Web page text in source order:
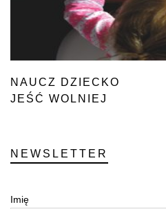
NAUCZ DZIECKO
JEŚĆ WOLNIEJ
NEWSLETTER
Imię